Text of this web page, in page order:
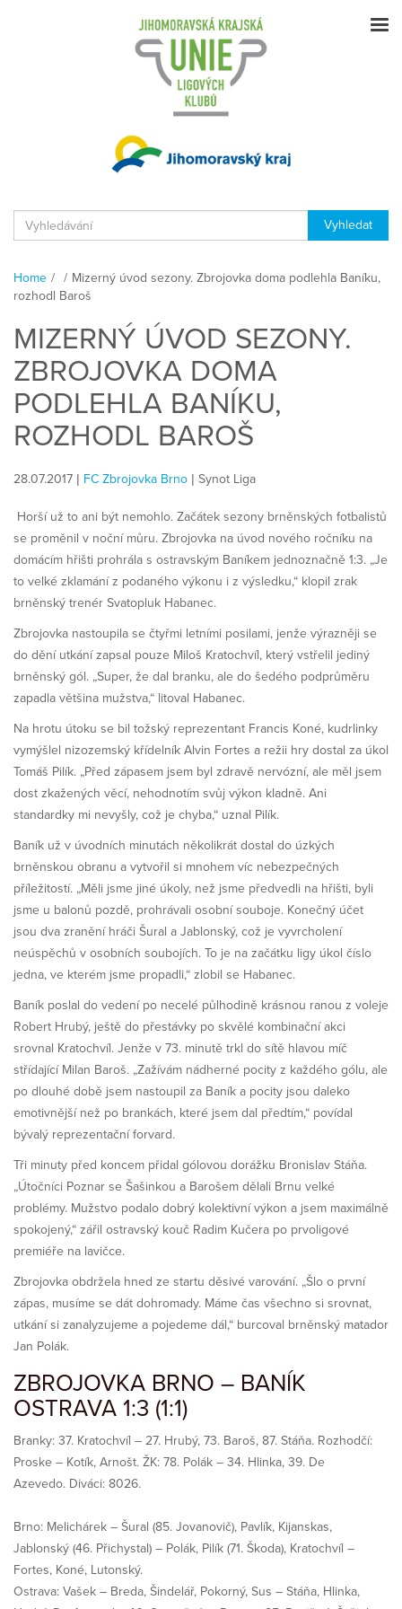
Home / / Mizerný úvod sezony. Zbrojovka doma podlehla Baníku,
rozhodl Baroš
MIZERNÝ ÚVOD SEZONY.
ZBROJOVKA DOMA
PODLEHLA BANÍKU,
ROZHODL BAROŠ
28.07.2017 | FC Zbrojovka Brno | Synot Liga
Horší už to ani být nemohlo. Začátek sezony brněnských fotbalistů
se proměnil v noční můru. Zbrojovka na úvod nového ročníku na
domácím hřišti prohrála s ostravským Baníkem jednoznačně 1:3. „Je
to velké zklamání z podaného výkonu i z výsledku,“ klopil zrak
brněnský trenér Svatopluk Habanec.
Zbrojovka nastoupila se čtyřmi letními posilami, jenže výrazněji se
do dění utkání zapsal pouze Miloš Kratochvíl, který vstřelil jediný
brněnský gól. „Super, že dal branku, ale do šedého podprůměru
zapadla většina mužstva,“ litoval Habanec.
Na hrotu útoku se bil tožský reprezentant Francis Koné, kudrlinky
vymýšlel nizozemský křídelník Alvin Fortes a režii hry dostal za úkol
Tomáš Pilík. „Před zápasem jsem byl zdravě nervózní, ale měl jsem
dost zkažených věcí, nehodnotím svůj výkon kladně. Ani
standardky mi nevyšly, což je chyba,“ uznal Pilík.
Baník už v úvodních minutách několikrát dostal do úzkých
brněnskou obranu a vytvořil si mnohem víc nebezpečných
příležitostí. „Měli jsme jiné úkoly, než jsme předvedli na hřišti, byli
jsme u balonů pozdě, prohrávali osobní souboje. Konečný účet
jsou dva zranění hráči Šural a Jablonský, což je vyvrcholení
neúspěchů v osobních soubojích. To je na začátku ligy úkol číslo
jedna, ve kterém jsme propadli,“ zlobil se Habanec.
Baník poslal do vedení po necelé půlhodině krásnou ranou z voleje
Robert Hrubý, ještě do přestávky po skvělé kombinační akci
srovnal Kratochvíl. Jenže v 73. minutě trkl do sítě hlavou míč
střídající Milan Baroš. „Zažívám nádherné pocity z každého gólu, ale
po dlouhé době jsem nastoupil za Baník a pocity jsou daleko
emotivnější než po brankách, které jsem dal předtím,“ povídal
bývalý reprezentační forvard.
Tři minuty před koncem přidal gólovou dorážku Bronislav Stáňa.
„Útočníci Poznar se Šašinkou a Barošem dělali Brnu velké
problémy. Mužstvo podalo dobrý kolektivní výkon a jsem maximálně
spokojený,“ zářil ostravský kouč Radim Kučera po prvoligové
premiéře na lavičce.
Zbrojovka obdržela hned ze startu děsivé varování. „Šlo o první
zápas, musíme se dát dohromady. Máme čas všechno si srovnat,
utkání si zanalyzujeme a pojedeme dál,“ burcoval brněnský matador
Jan Polák.
ZBROJOVKA BRNO – BANÍK
OSTRAVA 1:3 (1:1)
Branky: 37. Kratochvíl – 27. Hrubý, 73. Baroš, 87. Stáňa. Rozhodčí:
Proske – Kotík, Arnošt. ŽK: 78. Polák – 34. Hlinka, 39. De
Azevedo. Diváci: 8026.
Brno: Melichárek – Šural (85. Jovanovič), Pavlík, Kijanskas,
Jablonský (46. Přichystal) – Polák, Pilík (71. Škoda), Kratochvíl –
Fortes, Koné, Lutonský.
Ostrava: Vašek – Breda, Šindelář, Pokorný, Sus – Stáňa, Hlinka,